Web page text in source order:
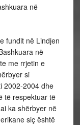
në
fundit në Lindjen
në
me rrjetin e
si
2002-2004 dhe
të respektuar të
ka shërbyer në
siç është